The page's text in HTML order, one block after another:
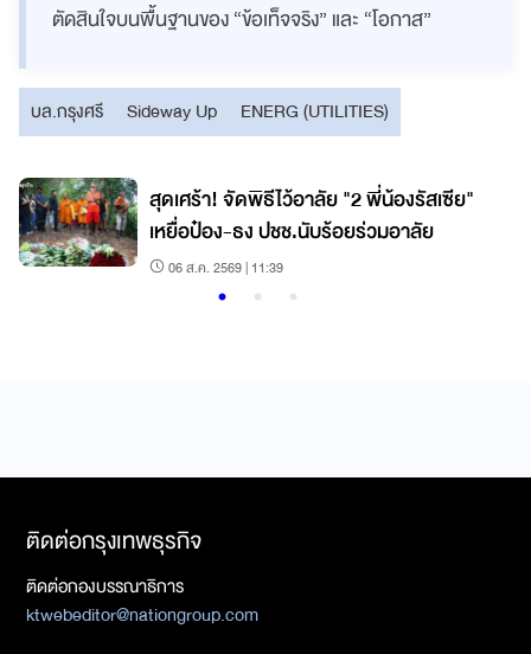
ตัดสินใจบนพื้นฐานของ “ข้อเท็จจริง” และ “โอกาส”
บล.กรุงศรี Sideway Up ENERG (UTILITIES)
สุดเศร้า! จัดพิธีไว้อาลัย "2 พี่น้องรัสเซีย"
เหยื่อป๋อง-ธง ปชช.นับร้อยร่วมอาลัย
06 ส.ค. 2569 | 11:39
ติดต่อกรุงเทพธุรกิจ
ติดต่อกองบรรณาธิการ
ktwebeditor@nationgroup.com